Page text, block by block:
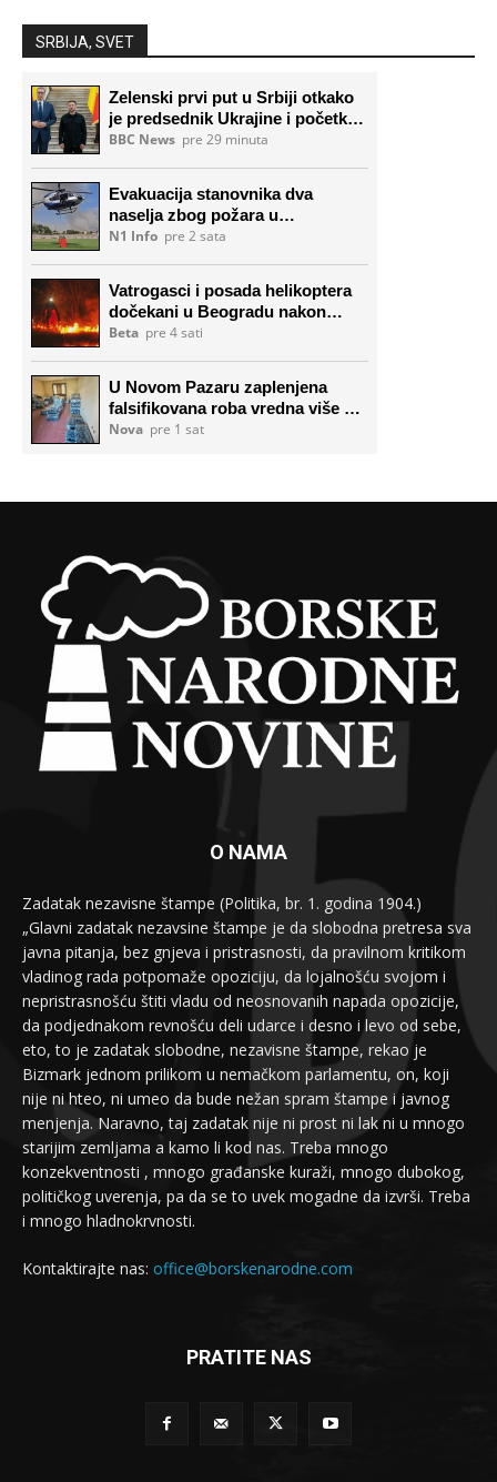
SRBIJA, SVET
O NAMA
Zadatak nezavisne štampe (Politika, br. 1. godina 1904.)
„Glavni zadatak nezavsine štampe je da slobodna pretresa sva
javna pitanja, bez gnjeva i pristrasnosti, da pravilnom kritikom
vladinog rada potpomaže opoziciju, da lojalnošću svojom i
nepristrasnošću štiti vladu od neosnovanih napada opozicije,
da podjednakom revnošću deli udarce i desno i levo od sebe,
eto, to je zadatak slobodne, nezavisne štampe, rekao je
Bizmark jednom prilikom u nemačkom parlamentu, on, koji
nije ni hteo, ni umeo da bude nežan spram štampe i javnog
menjenja. Naravno, taj zadatak nije ni prost ni lak ni u mnogo
starijim zemljama a kamo li kod nas. Treba mnogo
konzekventnosti , mnogo građanske kuraži, mnogo dubokog,
političkog uverenja, pa da se to uvek mogadne da izvrši. Treba
i mnogo hladnokrvnosti.
Kontaktirajte nas: office@borskenarodne.com
PRATITE NAS